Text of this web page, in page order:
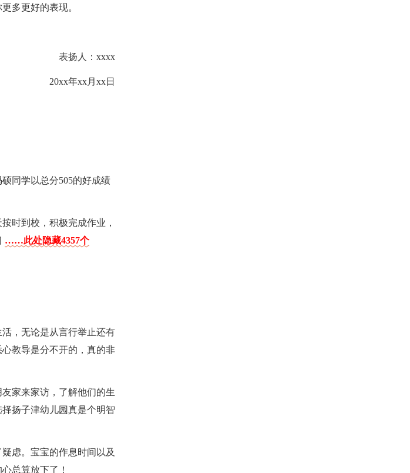
多更好的表现。
表扬人：xxxx
20xx年xx月xx日
同学以总分505的好成绩
时到校，积极完成作业，
……此处隐藏4357个
，无论是从言行举止还有
教导是分不开的，真的非
家来家访，了解他们的生
扬子津幼儿园真是个明智
虑。宝宝的作息时间以及
总算放下了！